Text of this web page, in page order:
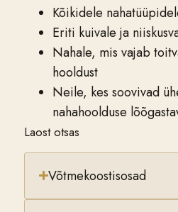
Kõikidele
Eriti kuivale ja
Nahale, mis vajab
hooldust
Neile, kes soovivad
nahahoolduse
Laost otsas
Võtmekoostisosad